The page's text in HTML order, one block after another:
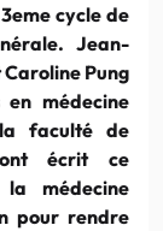
cycle de
Jean-
Pung
en médecine
faculté de
ont écrit ce
médecine
pour rendre